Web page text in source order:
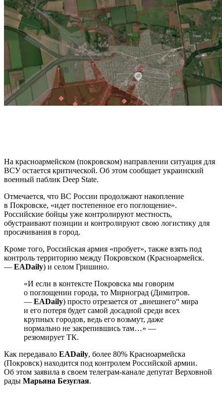
На красноармейском (покровском) направлении ситуация для
ВСУ остается критической. Об этом сообщает украинский
военный паблик Deep State.
Отмечается, что ВС России продолжают накопление
в Покровске, «идет постепенное его поглощение».
Российские бойцы уже контролируют местность,
обустраивают позиции и контролируют свою логистику для
просачивания в город.
Кроме того, Российская армия «пробует», также взять под
контроль территорию между Покровском (Красноармейск.
— EADaily) и селом Гришино.
«И если в контексте Покровска мы говорим
о поглощении города, то Мирноград (Димитров.
— EADaily) просто отрезается от „внешнего“ мира
и его потеря будет самой досадной среди всех
крупных городов, ведь его возьмут, даже
нормально не закрепившись там…» —
резюмирует ТК.
Как передавало EADaily, более 80% Красноармейска
(Покровск) находится под контролем Российской армии.
Об этом заявила в своем телеграм-канале депутат Верховной
рады Марьяна Безуглая.